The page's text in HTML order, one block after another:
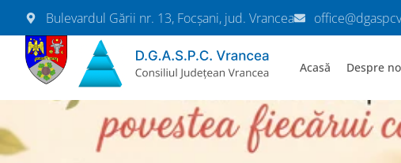
Bulevardul Gării nr. 13, Focșani, jud. Vrancea
Acasă Despre